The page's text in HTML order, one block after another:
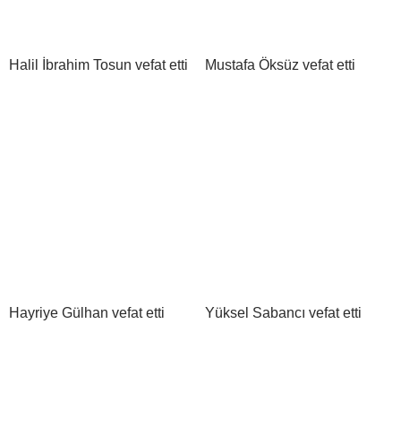
Halil İbrahim Tosun vefat etti Mustafa Öksüz vefat etti
Hayriye Gülhan vefat etti Yüksel Sabancı vefat etti